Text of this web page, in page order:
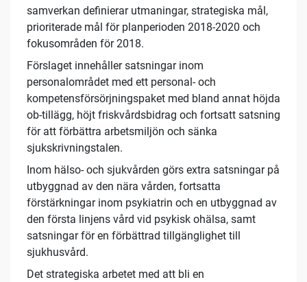
samverkan definierar utmaningar, strategiska mål,
prioriterade mål för planperioden 2018-2020 och
fokusområden för 2018.
Förslaget innehåller satsningar inom
personalområdet med ett personal- och
kompetensförsörjningspaket med bland annat höjda
ob-tillägg, höjt friskvårdsbidrag och fortsatt satsning
för att förbättra arbetsmiljön och sänka
sjukskrivningstalen.
Inom hälso- och sjukvården görs extra satsningar på
utbyggnad av den nära vården, fortsatta
förstärkningar inom psykiatrin och en utbyggnad av
den första linjens vård vid psykisk ohälsa, samt
satsningar för en förbättrad tillgänglighet till
sjukhusvård.
Det strategiska arbetet med att bli en